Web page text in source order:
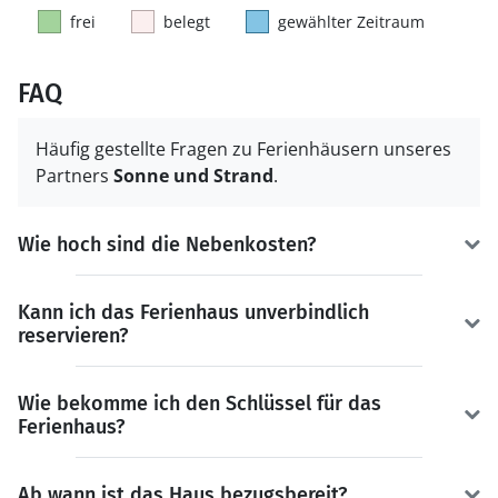
frei belegt gewählter Zeitraum
FAQ
Häufig gestellte Fragen zu Ferienhäusern unseres
Partners Sonne und Strand.
Wie hoch sind die Nebenkosten?
Kann ich das Ferienhaus unverbindlich
reservieren?
Wie bekomme ich den Schlüssel für das
Ferienhaus?